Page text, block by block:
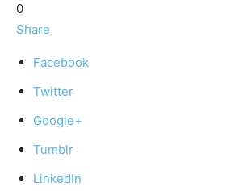
0
Share
Facebook
Twitter
Google+
Tumblr
LinkedIn